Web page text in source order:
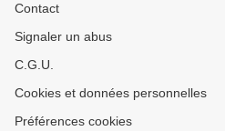
Contact
Signaler un abus
C.G.U.
Cookies et données personnelles
Préférences cookies